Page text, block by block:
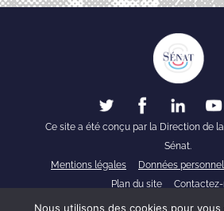
Ce site a été conçu par la Direction de
Sénat.
Mentions légales
Données
Plan du site
Nous utilisons des cookies pour vous